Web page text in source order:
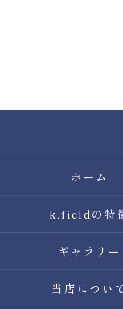
ホーム
k.fieldの特
ギャラリー
当店について